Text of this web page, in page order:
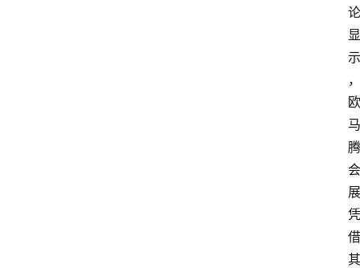
论
显
示
，
欧
马
腾
会
展
凭
借
其